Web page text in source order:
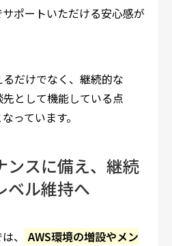
ポートいただける安心感が
だけでなく、継続的な
として機能している点
っています。
ンスに備え、継続
ベル維持へ
、
AWS環境の増設やメン